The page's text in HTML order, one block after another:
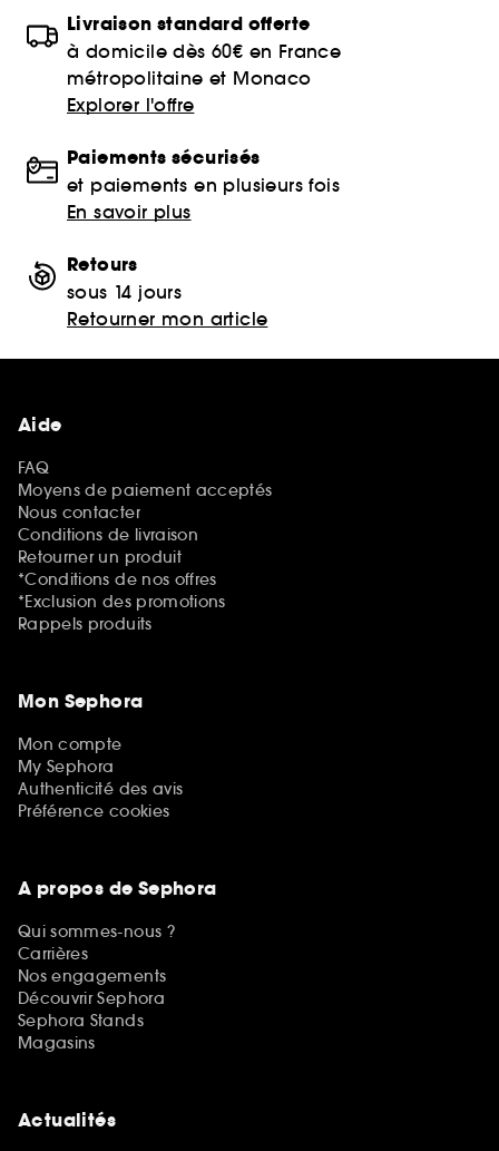
Livraison standard offerte
à domicile dès 60€ en France
métropolitaine et Monaco
Explorer l'offre
Paiements sécurisés
et paiements en plusieurs fois
En savoir plus
Retours
sous 14 jours
Retourner mon article
Aide
FAQ
Moyens de paiement acceptés
Nous contacter
Conditions de livraison
Retourner un produit
*Conditions de nos offres
*Exclusion des promotions
Rappels produits
Mon Sephora
Mon compte
My Sephora
Authenticité des avis
Préférence cookies
A propos de Sephora
Qui sommes-nous ?
Carrières
Nos engagements
Découvrir Sephora
Sephora Stands
Magasins
Actualités